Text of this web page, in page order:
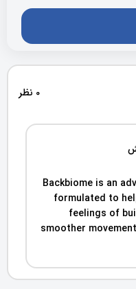
0 نظر
Backbiome is an
formulated to
feelings of
smoother